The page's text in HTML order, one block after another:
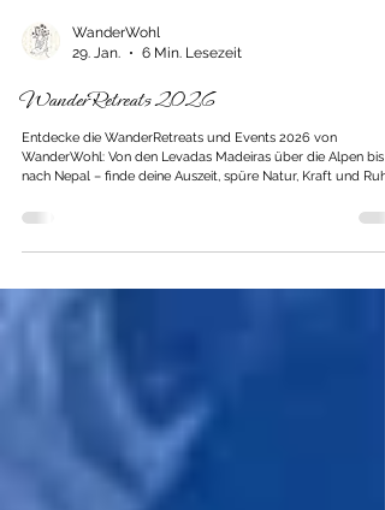
29. Jan.
6 Min. Lesezeit
WanderRetreats 2026
WanderWohl: Von den Levadas Madeiras über die Alpen bis
nach Nepal – finde deine Auszeit, spüre Natur, Kraft und
und bringe Körper, Geist und Seele in Einklang.